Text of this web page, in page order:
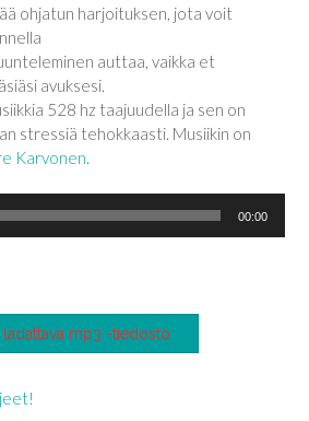
ohjatun harjoituksen, jota voit
auttaa, vaikka et
avuksesi.
528 hz taajuudella ja sen on
stressiä tehokkaasti. Musiikin on
Karvonen
00:00
ladattava mp3 -tiedosto